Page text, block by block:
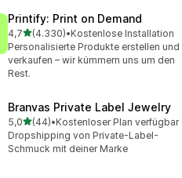
Printify: Print on Demand
4,7von 5 Sternen
(4.330)
4330 Rezensionen insgesamt
•Kostenlose Installation
Personalisierte Produkte erstellen und
verkaufen – wir kümmern uns um den
Rest.
Branvas Private Label Jewelry
5,0von 5 Sternen
(44)
44 Rezensionen insgesamt
•Kostenloser Plan verfügbar
Dropshipping von Private-Label-
Schmuck mit deiner Marke